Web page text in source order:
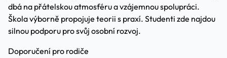
dbá na přátelskou atmosféru a vzájemnou spolupráci.
Škola výborně propojuje teorii s praxí. Studenti zde najdou
silnou podporu pro svůj osobní rozvoj.
Doporučení pro rodiče